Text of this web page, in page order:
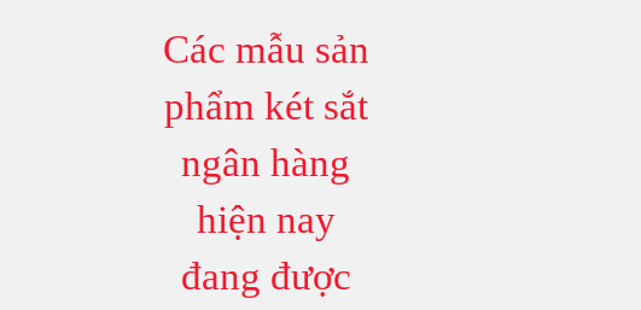
Các mẫu sản
phẩm két sắt
ngân hàng
hiện nay
đang được